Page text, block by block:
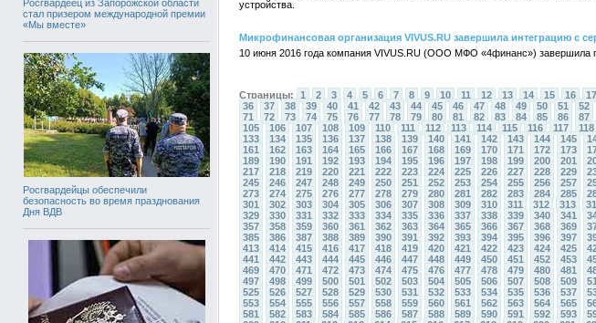
Росгвардеец из Запорожской области
стал призером международной премии
«Мы вместе»
Росгвардейцы обеспечили
безопасность во время празднования
Дня ВДВ
устройства.
Микрофинансовая организация VIVUS.RU завершила интеграцию с
10 июня 2016 года компания VIVUS.RU (ООО МФО «4финанс») завершила
Страницы: 1 2 3 4 5 6 7 8 9 10 11 12 13 14 15 16 17
36
37 38 39 40 41 42 43 44 45 46 47 48 49 50 51 52
71
72 73 74 75 76 77 78 79 80 81 82 83 84 85 86 87
105
106 107 108 109 110 111 112 113 114 115 116 117 118
133
134 135 136 137 138 139 140 141 142 143 144 145
161
162 163 164 165 166 167 168 169 170 171 172 173
189
190 191 192 193 194 195 196 197 198 199 200 201
217
218 219 220 221 222 223 224 225 226 227 228 229
245
246 247 248 249 250 251 252 253 254 255 256 257
273
274 275 276 277 278 279 280 281 282 283 284 285
301
302 303 304 305 306 307 308 309 310 311 312 313
329
330 331 332 333 334 335 336 337 338 339 340 341
357
358 359 360 361 362 363 364 365 366 367 368 369
385
386 387 388 389 390 391 392 393 394 395 396 397
413
414 415 416 417 418 419 420 421 422 423 424 425
441
442 443 444 445 446 447 448 449 450 451 452 453
469
470 471 472 473 474 475 476 477 478 479 480 481
497
498 499 500 501 502 503 504 505 506 507 508 509
525
526 527 528 529 530 531 532 533 534 535 536 537
553
554 555 556 557 558 559 560 561 562 563 564 565
581
582 583 584 585 586 587 588 589 590 591 592 593